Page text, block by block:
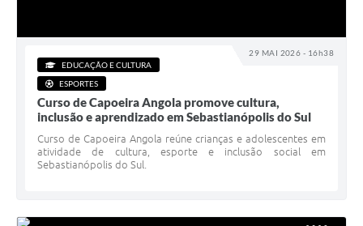
29 MAI 2026 - 16h38
EDUCAÇÃO E CULTURA
ESPORTES
Curso de Capoeira Angola promove cultura,
inclusão e aprendizado em Sebastianópolis do Sul
Curso de Capoeira Angola reúne crianças e adolescentes em
atividade de cultura, esporte e inclusão social em
Sebastianópolis do Sul.